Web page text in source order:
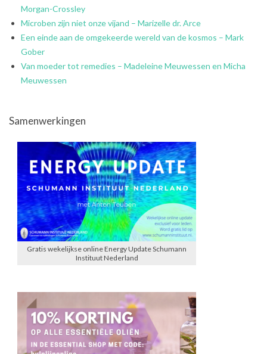
Morgan-Crossley
Microben zijn niet onze vijand – Marizelle dr. Arce
Een einde aan de omgekeerde wereld van de kosmos – Mark
Gober
Van moeder tot remedies – Madeleine Meuwessen en Micha
Meuwessen
Samenwerkingen
Gratis wekelijkse online Energy Update Schumann
Instituut Nederland